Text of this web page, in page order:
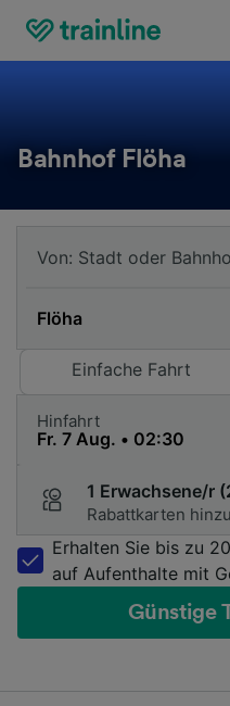
Bahnhof Flöha
Einfache Fahrt
Hinfahrt
1 Erwachsene/r
Rabattkarten
Erhalten Sie bis zu
auf Aufenthalte mit
Günstige